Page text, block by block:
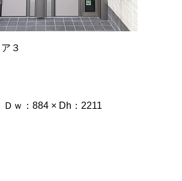
３
ｗ：884 × Dh：2211